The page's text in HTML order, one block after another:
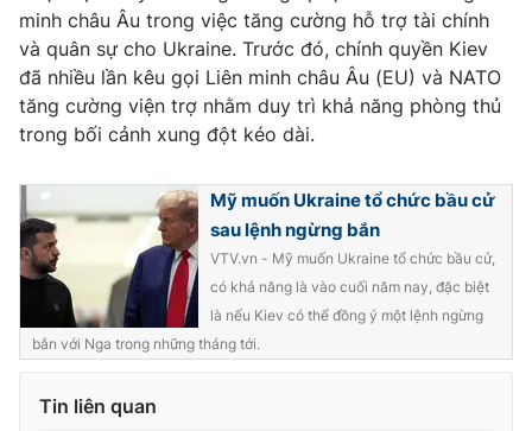
Ðiện thoại Thời báo VTV:024.66 897 897
Email:toasoan@vtv.vn
Liên hệ quảng cáo:024-7300.7108
® Cấm sao chép dưới mọi hình thức nếu không có sự chấp
minh châu Âu trong việc tăng cường hỗ trợ tài chính
và quân sự cho Ukraine. Trước đó, chính quyền Kiev
đã nhiều lần kêu gọi Liên minh châu Âu (EU) và NATO
tăng cường viện trợ nhằm duy trì khả năng phòng thủ
trong bối cảnh xung đột kéo dài.
Mỹ muốn Ukraine tổ chức bầu cử
sau lệnh ngừng bắn
VTV.vn - Mỹ muốn Ukraine tổ chức bầu cử,
có khả năng là vào cuối năm nay, đặc biệt
là nếu Kiev có thể đồng ý một lệnh ngừng
bắn với Nga trong những tháng tới.
Tin liên quan